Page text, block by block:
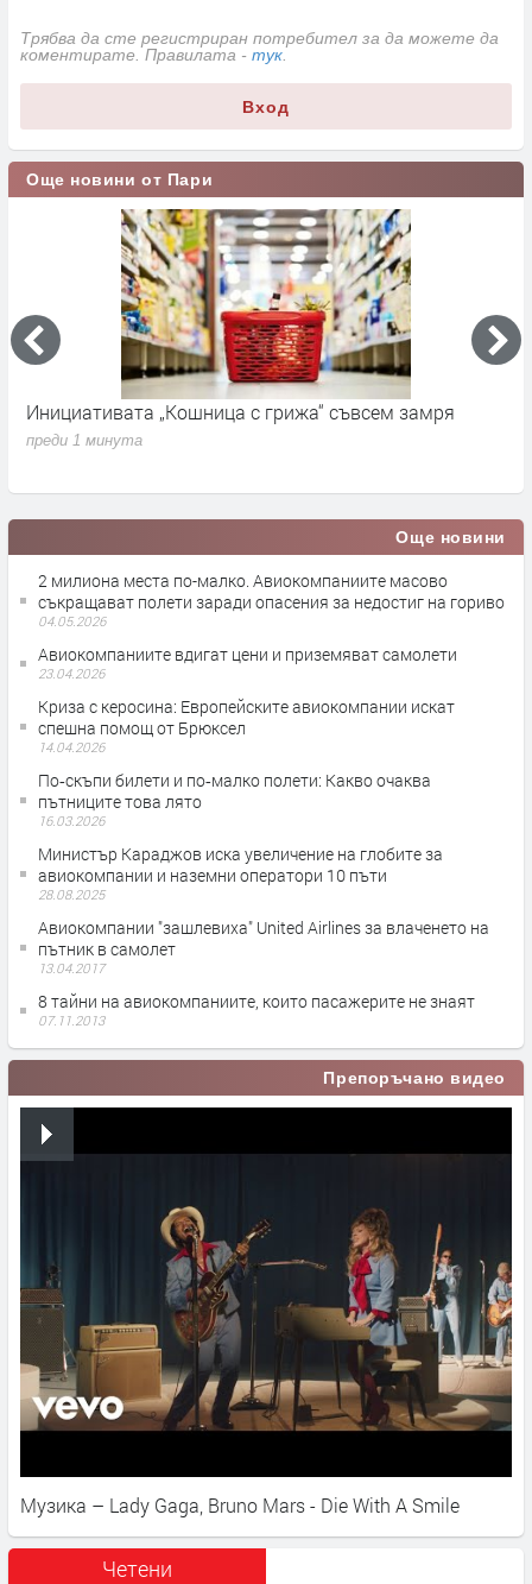
Трябва да сте регистриран потребител за да можете да
коментирате. Правилата - тук
Вход
Още новини от Пари
Инициативата „Кошница с грижа“ съвсем замря
преди 1 минута
Още новини
2 милиона места по-малко. Авиокомпаниите масово
съкращават полети заради опасения за недостиг на гориво
04.05.2026
Авиокомпаниите вдигат цени и приземяват самолети
23.04.2026
Криза с керосина: Европейските авиокомпании искат
спешна помощ от Брюксел
14.04.2026
По‑скъпи билети и по‑малко полети: Какво очаква
пътниците това лято
16.03.2026
Министър Караджов иска увеличение на глобите за
авиокомпании и наземни оператори 10 пъти
28.08.2025
Авиокомпании "зашлевиха" United Airlines за влаченето на
пътник в самолет
13.04.2017
8 тайни на авиокомпаниите, които пасажерите не знаят
07.11.2013
Препоръчано видео
Музика – Lady Gaga, Bruno Mars - Die With A Smile
Четени